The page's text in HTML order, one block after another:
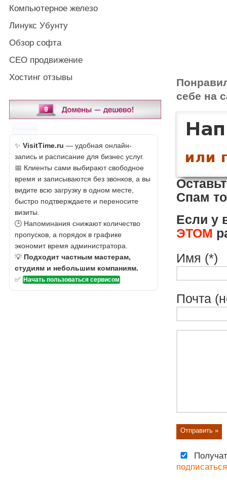
себе на
Спам
Если у
ЭТОМ
Имя (*)
Почта
подписаться
Компьютерное железо
Линукс Убунту
Обзор софта
СЕО продвижение
Хостинг отзывы
✨ VisitTime.ru — удобная онлайн-
запись и расписание для бизнес услуг.
📅 Клиенты сами выбирают свободное
время и записываются без звонков, а вы
видите всю загрузку в одном месте,
быстро подтверждаете и переносите
визиты.
🕒 Напоминания снижают количество
пропусков, а порядок в графике
экономит время администратора.
💡 Подходит частным мастерам,
студиям и небольшим компаниям.
✅ Начать пользоваться сервисом